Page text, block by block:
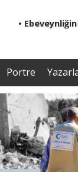
•
Portre